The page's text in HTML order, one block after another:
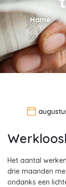
Home
Het aantal
drie maanden
ondanks een